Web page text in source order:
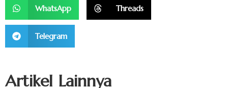
WhatsApp Threads
Telegram
Artikel Lainnya